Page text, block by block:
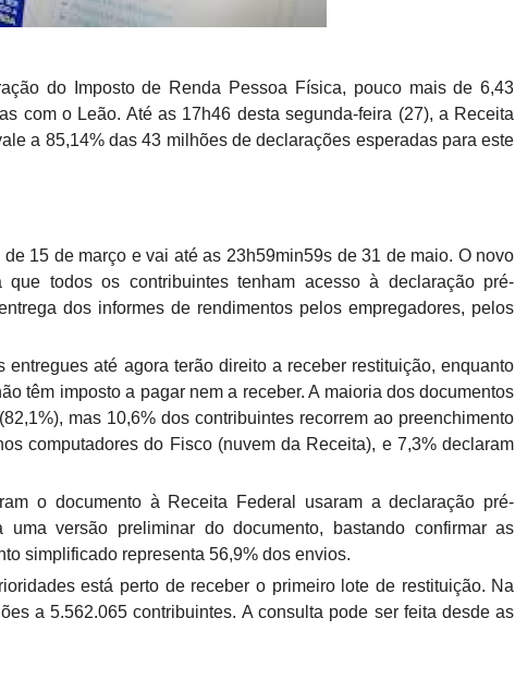
do Imposto de Renda Pessoa Física, pouco mais de 6,43
com o Leão. Até as 17h46 desta segunda-feira (27), a Receita
a 85,14% das 43 milhões de declarações esperadas para este
15 de março e vai até as 23h59min59s de 31 de maio. O novo
todos os contribuintes tenham acesso à declaração pré-
dos informes de rendimentos pelos empregadores, pelos
até agora terão direito a receber restituição, enquanto
têm imposto a pagar nem a receber. A maioria dos documentos
mas 10,6% dos contribuintes recorrem ao preenchimento
computadores do Fisco (nuvem da Receita), e 7,3% declaram
o documento à Receita Federal usaram a declaração pré-
versão preliminar do documento, bastando confirmar as
simplificado representa 56,9% dos envios.
está perto de receber o primeiro lote de restituição. Na
a 5.562.065 contribuintes. A consulta pode ser feita desde as